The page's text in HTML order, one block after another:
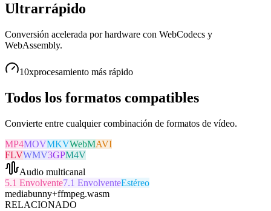
Ultrarrápido
Conversión acelerada por hardware con WebCodecs y
WebAssembly.
10xprocesamiento más rápido
Todos los formatos compatibles
Convierte entre cualquier combinación de formatos de vídeo.
MP4MOVMKVWebMAVI
FLVWMV3GPM4V
Audio multicanal
5.1 Envolvente7.1 EnvolventeEstéreo
mediabunny+ffmpeg.wasm
RELACIONADO